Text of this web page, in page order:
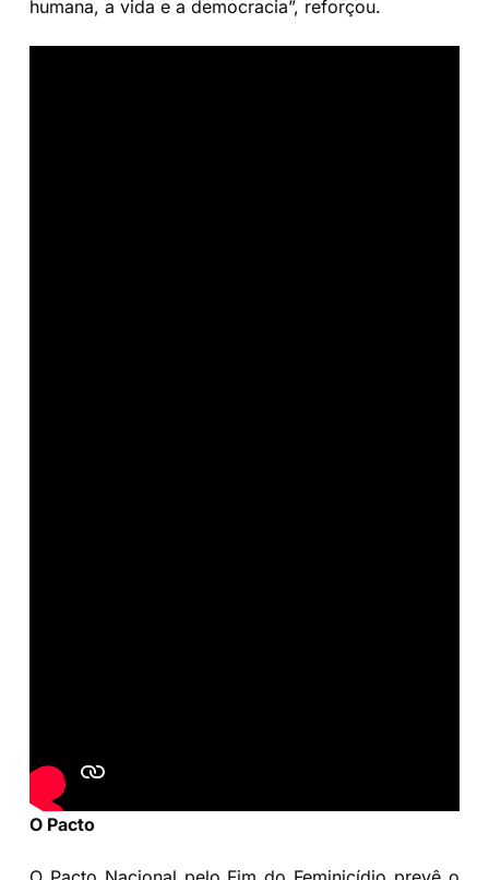
humana, a vida e a democracia”, reforçou.
O Pacto